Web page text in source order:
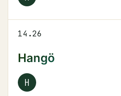
14.26
Hangö
H